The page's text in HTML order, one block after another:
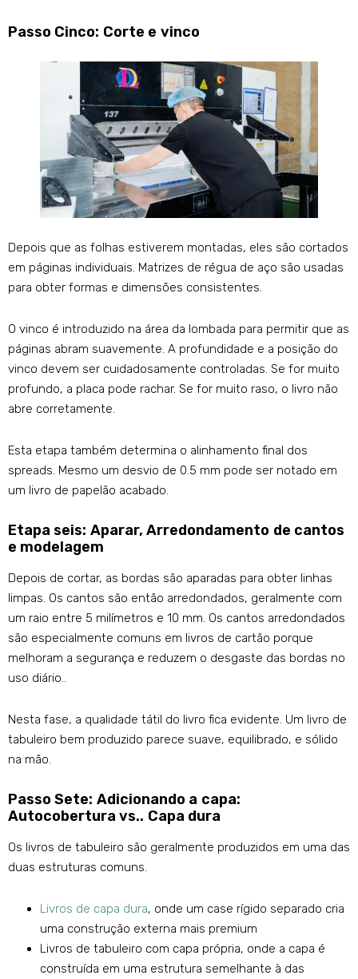
Passo Cinco: Corte e vinco
Depois que as folhas estiverem montadas, eles são cortados
em páginas individuais. Matrizes de régua de aço são usadas
para obter formas e dimensões consistentes.
O vinco é introduzido na área da lombada para permitir que as
páginas abram suavemente. A profundidade e a posição do
vinco devem ser cuidadosamente controladas. Se for muito
profundo, a placa pode rachar. Se for muito raso, o livro não
abre corretamente.
Esta etapa também determina o alinhamento final dos
spreads. Mesmo um desvio de 0.5 mm pode ser notado em
um livro de papelão acabado.
Etapa seis: Aparar, Arredondamento de cantos
e modelagem
Depois de cortar, as bordas são aparadas para obter linhas
limpas. Os cantos são então arredondados, geralmente com
um raio entre 5 milímetros e 10 mm. Os cantos arredondados
são especialmente comuns em livros de cartão porque
melhoram a segurança e reduzem o desgaste das bordas no
uso diário..
Nesta fase, a qualidade tátil do livro fica evidente. Um livro de
tabuleiro bem produzido parece suave, equilibrado, e sólido
na mão.
Passo Sete: Adicionando a capa:
Autocobertura vs.. Capa dura
Os livros de tabuleiro são geralmente produzidos em uma das
duas estruturas comuns.
Livros de capa dura, onde um case rígido separado cria
uma construção externa mais premium
Livros de tabuleiro com capa própria, onde a capa é
construída em uma estrutura semelhante à das